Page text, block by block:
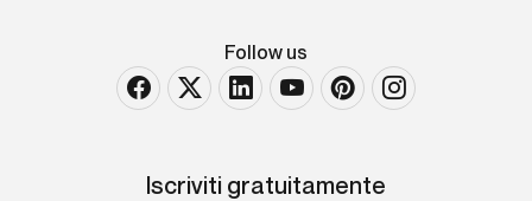
Follow us
Iscriviti gratuitamente